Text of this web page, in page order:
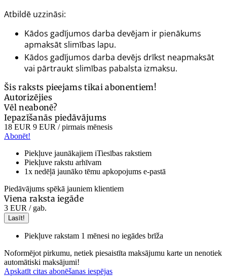
Atbildē uzzināsi:
Kādos gadījumos darba devējam ir pienākums
apmaksāt slimības lapu.
Kādos gadījumos darba devējs drīkst neapmaksāt
vai pārtraukt slimības pabalsta izmaksu.
Šis raksts pieejams tikai abonentiem!
Autorizējies
Vēl neabonē?
Iepazīšanās piedāvājums
18 EUR 9 EUR / pirmais mēnesis
Abonēt!
Piekļuve jaunākajiem iTiesības rakstiem
Piekļuve rakstu arhīvam
1x nedēļā jaunāko tēmu apkopojums e-pastā
Piedāvājums spēkā jauniem klientiem
Viena raksta iegāde
3 EUR / gab.
Lasīt!
Piekļuve rakstam 1 mēnesi no iegādes brīža
Noformējot pirkumu, netiek piesaistīta maksājumu karte un nenotiek
automātiski maksājumi!
Apskatīt citas abonēšanas iespējas